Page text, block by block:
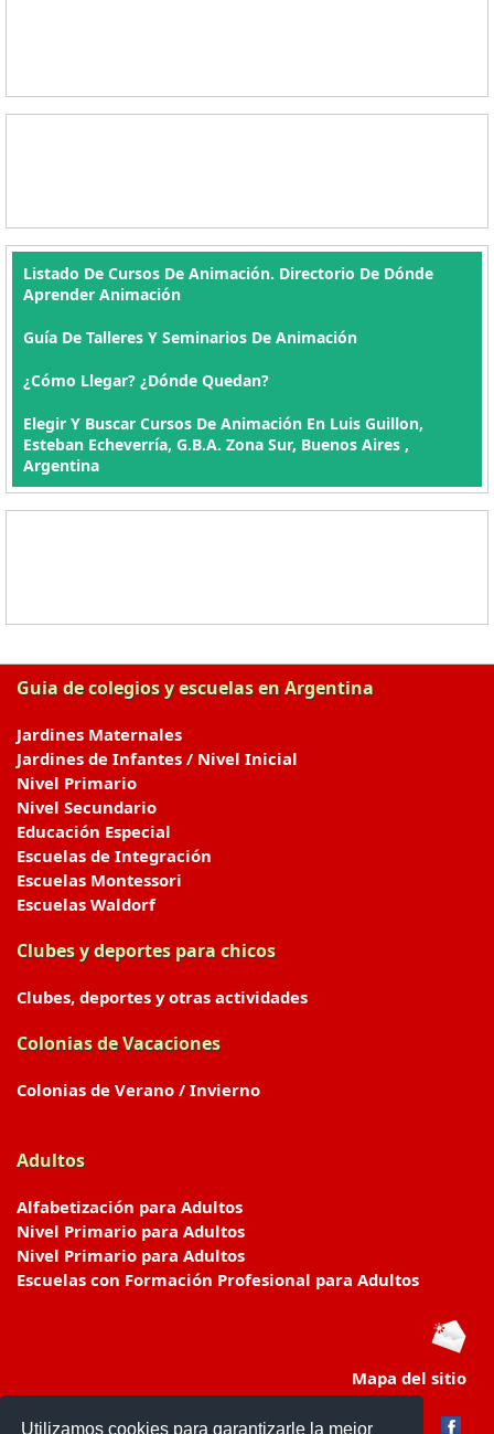
Utilizamos cookies para garantizarle la mejor
Listado De Cursos De Animación. Directorio De Dónde
Aprender Animación
Guía De Talleres Y Seminarios De Animación
¿Cómo Llegar? ¿Dónde Quedan?
Elegir Y Buscar Cursos De Animación En Luis Guillon,
Esteban Echeverría, G.B.A. Zona Sur, Buenos Aires ,
Argentina
Guia de colegios y escuelas en Argentina
Jardines Maternales
Jardines de Infantes / Nivel Inicial
Nivel Primario
Nivel Secundario
Educación Especial
Escuelas de Integración
Escuelas Montessori
Escuelas Waldorf
Clubes y deportes para chicos
Clubes, deportes y otras actividades
Colonias de Vacaciones
Colonias de Verano / Invierno
Adultos
Alfabetización para Adultos
Nivel Primario para Adultos
Nivel Primario para Adultos
Escuelas con Formación Profesional para Adultos
Mapa del sitio